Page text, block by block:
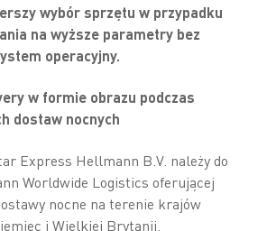
wybór sprzętu w przypadku
na wyższe parametry bez
operacyjny.
w formie obrazu podczas
dostaw nocnych
Express Hellmann B.V. należy do
Worldwide Logistics oferującej
nocne na terenie krajów
i Wielkiej Brytanii.